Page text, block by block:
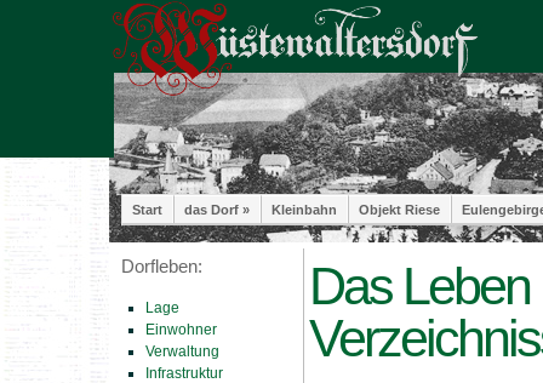
Start das Dorf » Kleinbahn Objekt Riese
Dorfleben:
Lage
Einwohner
Verwaltung
Infrastruktur
Das